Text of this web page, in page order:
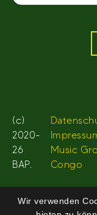
(c)
2020-
26
BAP.
Music
Congo
Wir verwenden